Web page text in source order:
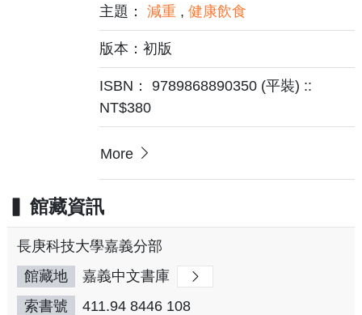
主題：減重 ,健康飲食
版本：初版
ISBN： 9789868890350 (平裝) ::
NT$380
More
館藏資訊
長庚科技大學嘉義分部
館藏地
嘉義中文書庫
索書號
411.94 8446 108